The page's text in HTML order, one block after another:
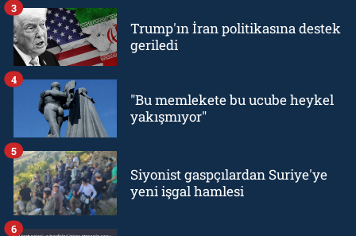
Trump'ın İran politikasına destek
geriledi
3
"Bu memlekete bu ucube heykel
yakışmıyor"
4
Siyonist gaspçılardan Suriye'ye
yeni işgal hamlesi
5
6